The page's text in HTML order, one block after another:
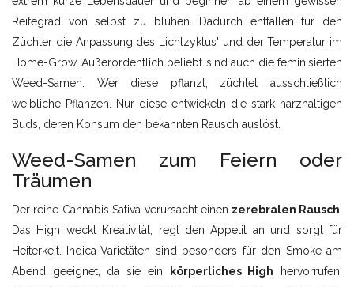
Reifegrad von selbst zu blühen. Dadurch entfallen für den
Züchter die Anpassung des Lichtzyklus' und der Temperatur im
Home-Grow. Außerordentlich beliebt sind auch die feminisierten
Weed-Samen. Wer diese pflanzt, züchtet ausschließlich
weibliche Pflanzen. Nur diese entwickeln die stark harzhaltigen
Buds, deren Konsum den bekannten Rausch auslöst.
Weed-Samen zum Feiern oder
Träumen
Der reine Cannabis Sativa verursacht einen zerebralen Rausch
Das High weckt Kreativität, regt den Appetit an und sorgt für
Heiterkeit. Indica-Varietäten sind besonders für den Smoke am
Abend geeignet, da sie ein
körperliches High hervorrufen.